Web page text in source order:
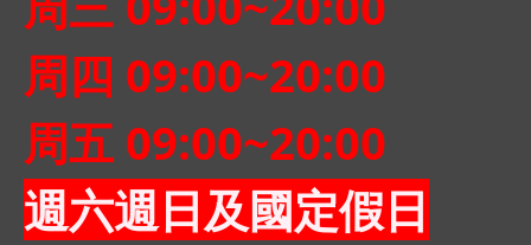
周四 09:00~20:00
周五 09:00~20:00
週六週日及國定假日